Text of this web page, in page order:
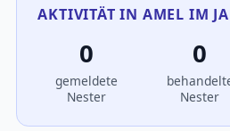
AKTIVITÄT IN AMEL IM
0
gemeldete
Nester
0
Nester